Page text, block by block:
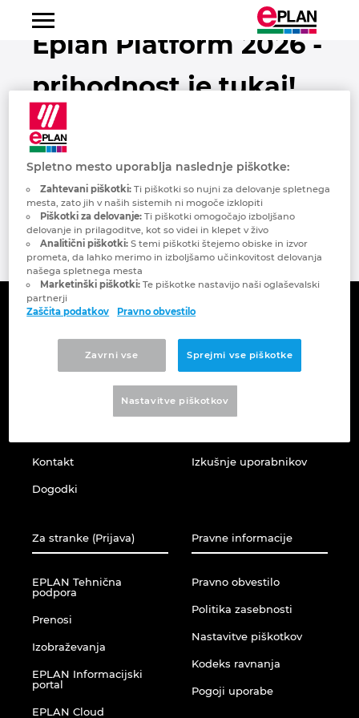
Eplan Platform 2026 -
prihodnost je tukaj!
Svet mehatronike
Eplan članek v reviji Svet mehatronike -
september 2025
Dostop do članka
Kontakt
Dogodki
EPLAN Education
Izkušnje uporabnikov
Za stranke (Prijava)
EPLAN Tehnična
podpora
Prenosi
Izobraževanja
EPLAN Informacijski
portal
EPLAN Cloud
Pravne informacije
Pravno obvestilo
Politika zasebnosti
Nastavitve piškotkov
Kodeks ravnanja
Pogoji uporabe
Strojegradnja
Proizvodnja stikalnih omar
Integrirana vrednostna veriga
Proizvajalci naprav
Avtomobilska industrija
Prehrambena industrija
Procesna industrija
Energetika
Gradbena tehnologija
Avtomatizacija
Elektroinženiring
Fluidni inženiring
Kabelski snopi
Procesni inženiring
EI&C inženiring
Servis in vzdrževanje
EPLAN Platforma
EPLAN Electric P8
Fluid Power Engineering
EPLAN Pro Panel
EPLAN Smart Production
EPLAN Preplanning
EPLAN Engineering Configuration
EPLAN Cable proD
PDM / PLM Integration
EPLAN Education za šole
Frequently Asked Questions
EPLAN Collaboration Apps
Svetovanja
Portfelj svetovanj
Izobraževanja
Spletni seminarji
Rešitve za stranke
Tehnična podpora
Prenos
Portret
O nas
EPLAN Upravni odbor
Kariera
Odkrijte EPLAN
Pridružite se nam
Novice
Tisk
Friedhelm Loh Group
Lokacije
Kontakt
Albanija
Argentina
Avstralija
Avstrija
Belgija
Bosna in Hercegovina
Brunej
Čile
Danska
Finska
Francija
Grčija
Spletno mesto uporablja naslednje piškotke:
Zahtevani piškotki:Ti piškotki so nujni za delovanje spletnega
mesta, zato jih v naših sistemih ni mogoče izklopiti
Piškotki za delovanje:Ti piškotki omogočajo izboljšano
delovanje in prilagoditve, kot so videi in klepet v živo
Analitični piškotki:S temi piškotki štejemo obiske in izvor
prometa, da lahko merimo in izboljšamo učinkovitost delovanja
našega spletnega mesta
Marketinški piškotki:Te piškotke nastavijo naši oglaševalski
partnerji
Zaščita podatkov
Pravno obvestilo
Zavrni vse Sprejmi vse piškotke
Nastavitve piškotkov